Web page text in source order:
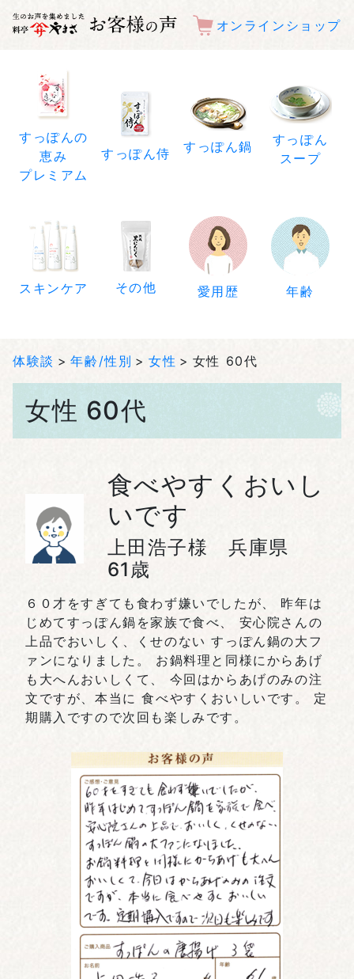
オンラインショップ
すっぽんの
恵み
プレミアム
すっぽん侍 すっぽん鍋
すっぽん
スープ
スキンケア その他 愛用歴 年齢
体験談 年齢/性別 女性 女性 60代
女性 60代
食べやすくおいし
いです
上田浩子様 兵庫県
61歳
６０才をすぎても食わず嫌いでしたが、 昨年は
じめてすっぽん鍋を家族で食べ、 安心院さんの
上品でおいしく、くせのない すっぽん鍋の大フ
ァンになりました。 お鍋料理と同様にからあげ
も大へんおいしくて、 今回はからあげのみの注
文ですが、本当に 食べやすくおいしいです。 定
期購入ですので次回も楽しみです。